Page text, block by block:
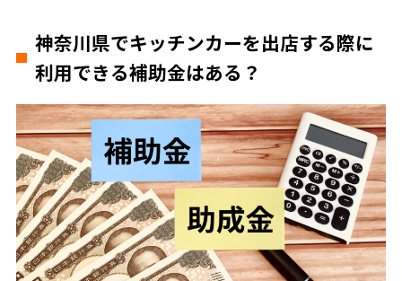
神奈川県でキッチンカーを出店する際に
利用できる補助金はある？